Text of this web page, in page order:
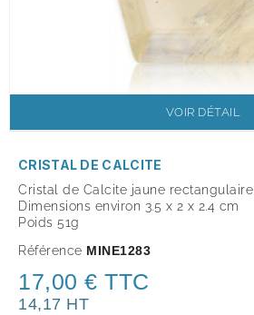
VOIR DÉTAIL
CRISTAL DE CALCITE
Cristal de Calcite jaune rectangulaire
Dimensions environ 3.5 x 2 x 2.4 cm
Poids 51g
Référence MINE1283
17,00 € TTC
14,17 HT